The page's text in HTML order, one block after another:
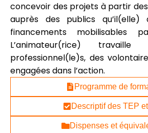
concevoir des projets à partir
auprès des publics
financements mobilisables
L’animateur(rice) travaille
professionnel(le)s, des
engagées dans l’action.
Programme de
Descriptif des TEP
Dispenses et